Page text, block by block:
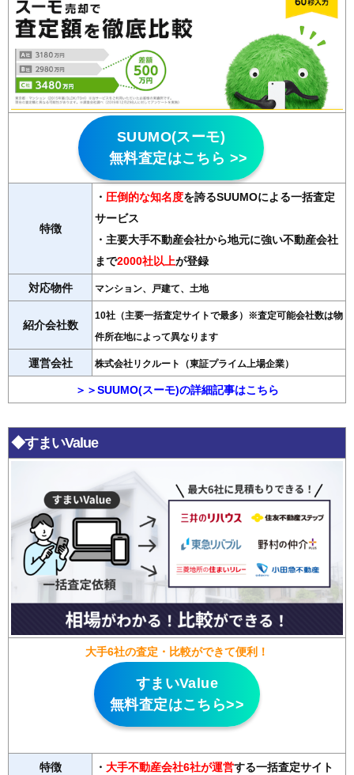
SUUMO(スーモ)
無料査定はこちら >>
特徴
・ 圧倒的な知名度を誇るSUUMOによる一括査定
サービス
・主要大手不動産会社から地元に強い不動産会社
まで2000社以上が登録
対応物件 マンション、戸建て、土地
紹介会社数
10社（主要一括査定サイトで最多）※査定可能会社数は物
件所在地によって異なります
運営会社 株式会社リクルート（東証プライム上場企業）
＞＞SUUMO(スーモ)の詳細記事はこちら
◆すまいValue
大手6社の査定・比較ができて便利！
すまいValue
無料査定はこちら>>
特徴 ・ 大手不動産会社6社が運営する一括査定サイト